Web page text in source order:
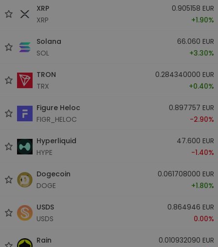
XRP
XRP
0.905158 EUR
+1.90%
Solana
SOL
66.060 EUR
+3.30%
TRON
TRX
0.284340000 EUR
+0.40%
Figure Heloc
FIGR_HELOC
0.897757 EUR
-2.90%
Hyperliquid
HYPE
47.600 EUR
-1.40%
Dogecoin
DOGE
0.061708000 EUR
+1.80%
USDS
USDS
0.864946 EUR
0.00%
Rain
0.010932090 EUR